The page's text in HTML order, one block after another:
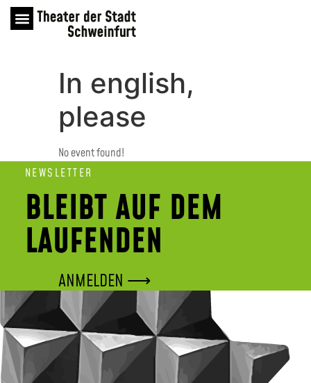
In english,
please
No event found!
NEWSLETTER
BLEIBT AUF DEM
LAUFENDEN
ANMELDEN ⟶